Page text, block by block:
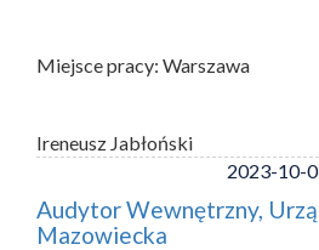
Miejsce pracy: Warszawa
Ireneusz Jabłoński
2023-10-
Audytor Wewnętrzny,
Mazowiecka